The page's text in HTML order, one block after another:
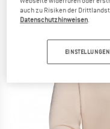
auch zu Risiken der
Datenschutzhinweisen.
EINSTELLUNGEN